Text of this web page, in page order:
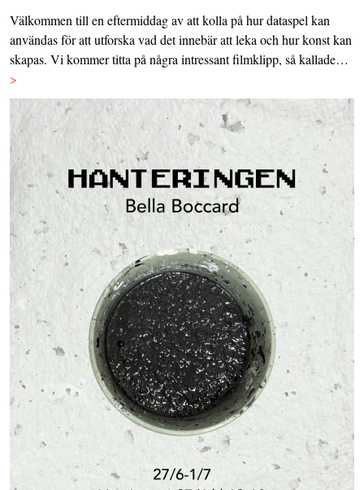
Välkommen till en eftermiddag av att kolla på hur dataspel kan
användas för att utforska vad det innebär att leka och hur konst kan
skapas. Vi kommer titta på några intressant filmklipp, så kallade…
>